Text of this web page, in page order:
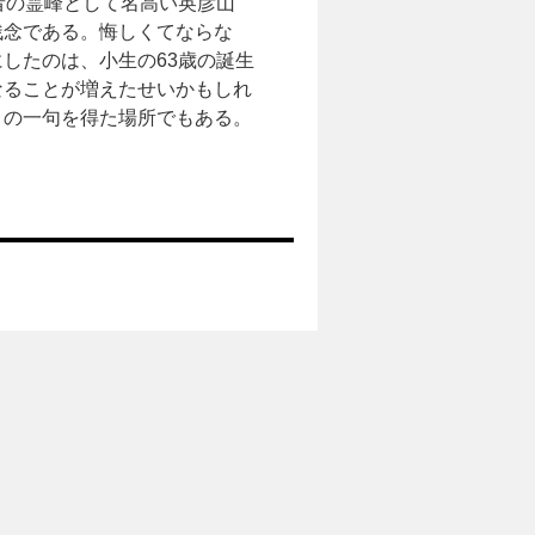
である。悔しくてならな
たのは、小生の63歳の誕生
ことが増えたせいかもしれ
一句を得た場所でもある。